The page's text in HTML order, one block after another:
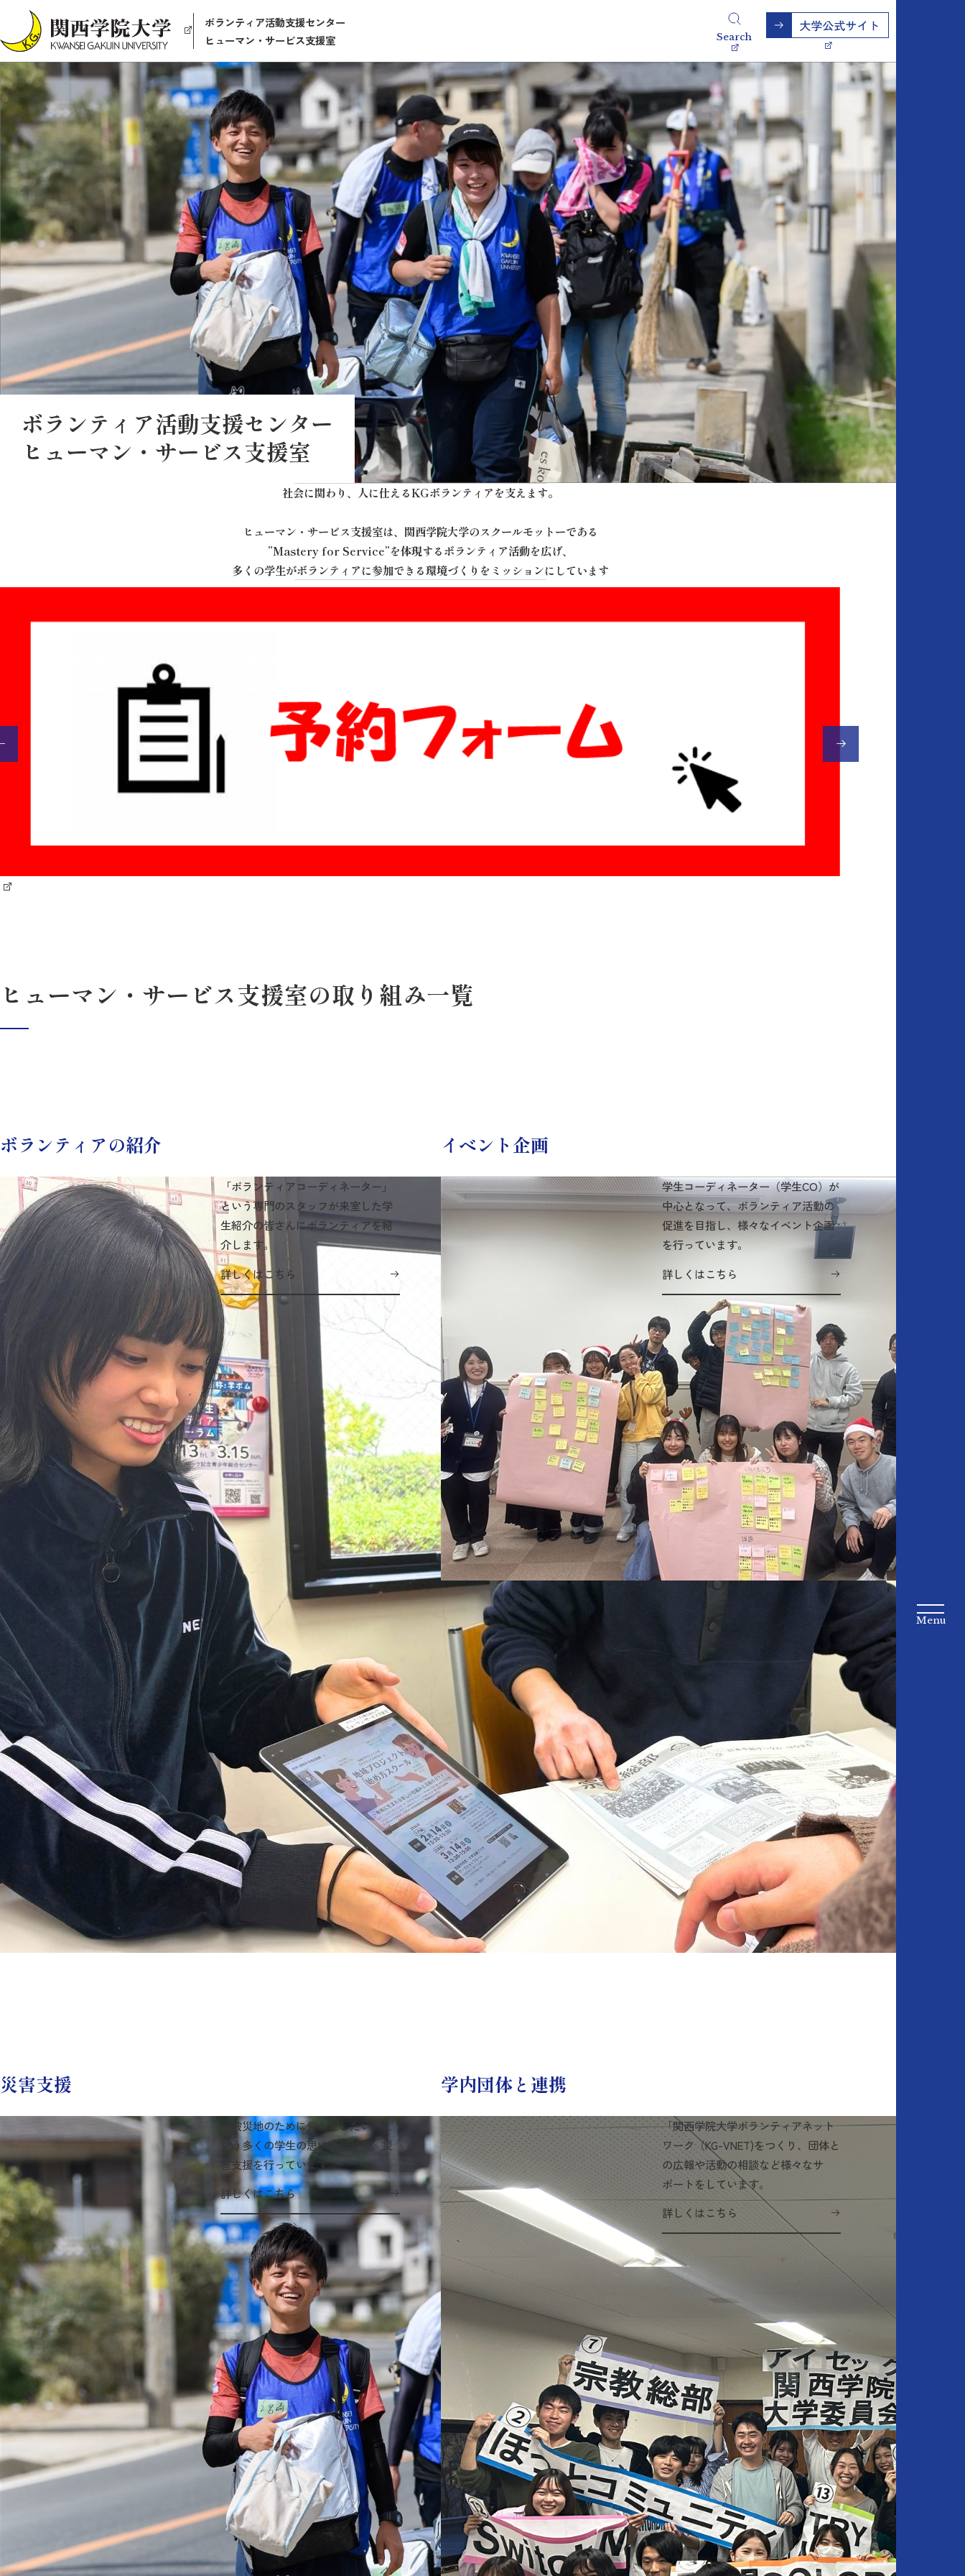
ボランティア活動支援センター
ヒューマン・サービス支援室
Search
ボランティア活動支援センター
ヒューマン・サービス支援室
社会に関わり、人に仕えるKGボランティアを支えます。
ヒューマン・サービス支援室は、関西学院大学のスクールモットーである
”Mastery for Service”を体現するボランティア活動を広げ、
多くの学生がボランティアに参加できる環境づくりをミッションにしています
ヒューマン・サービス支援室の取り組み一覧
ボランティアの紹介
「ボランティアコーディネーター」
という専門のスタッフが来室した学
生紹介の皆さんにボランティアを紹
介します。
詳しくはこちら
イベント企画
学生コーディネーター（学生CO）が
中心となって、ボランティア活動の
促進を目指し、様々なイベント企画
を行っています。
詳しくはこちら
災害支援
「被災地のために何かをしたい」と
いう多くの学生の思いを受けて、災
害支援を行っています。
詳しくはこちら
学内団体と連携
「関西学院大学ボランティアネット
ワーク（KG-VNET)をつくり、団体と
の広報や活動の相談など様々なサ
ポートをしています。
詳しくはこちら